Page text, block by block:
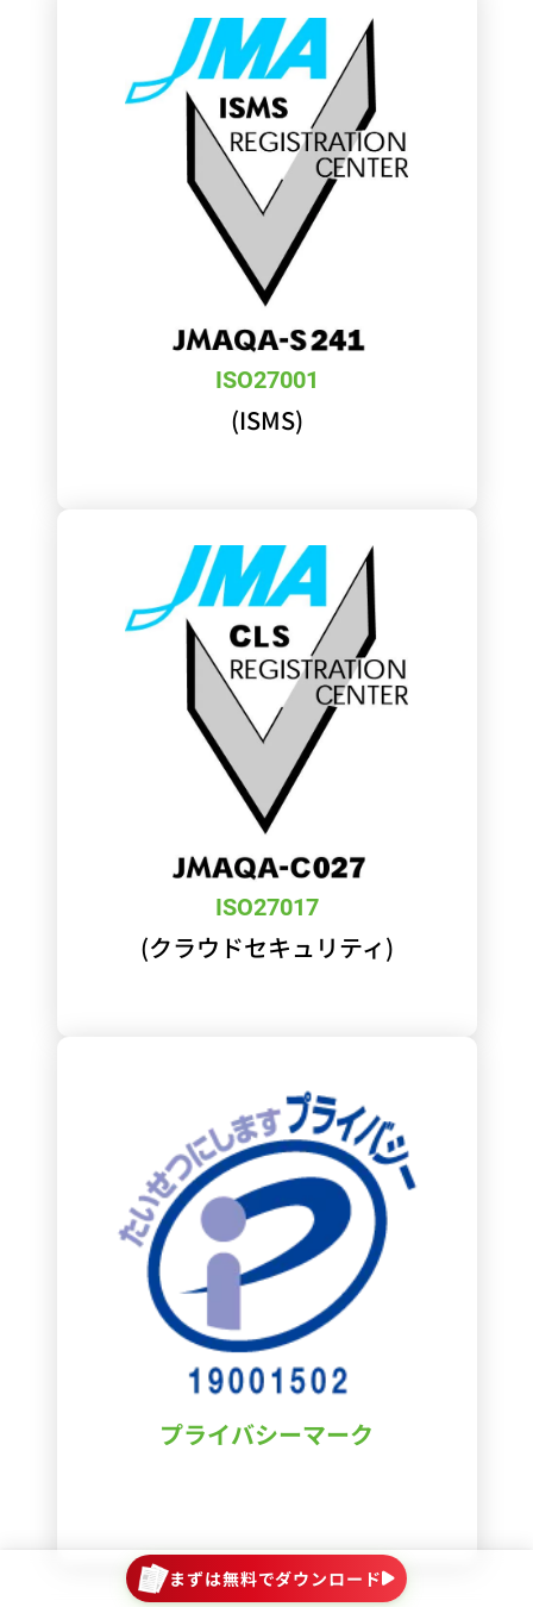
ISO27001
(ISMS)
ISO27017
(クラウドセキュリティ)
プライバシーマーク
まずは無料でダウンロード